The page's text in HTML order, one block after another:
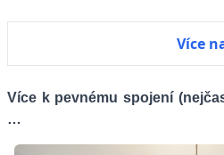
Více
Více k pevnému spojení
…